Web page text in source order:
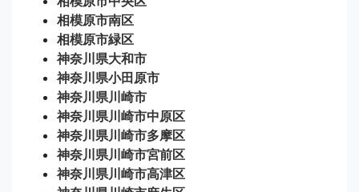
相模原市南区
相模原市緑区
神奈川県大和市
神奈川県小田原市
神奈川県川崎市
神奈川県川崎市中原区
神奈川県川崎市多摩区
神奈川県川崎市宮前区
神奈川県川崎市高津区